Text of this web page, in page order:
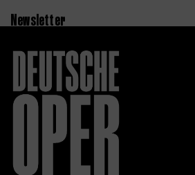
Newsletter